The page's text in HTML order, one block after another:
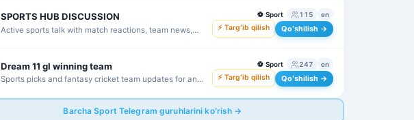
SPORTS HUB DISCUSSION
Active sports talk with match reactions, team news,
⚽ Sport 115 en
⚡ Targʻib qilish Qoʻshilish →
Dream 11 gl winning team
Sports picks and fantasy cricket team updates for an
⚽ Sport 247 en
⚡ Targʻib qilish Qoʻshilish →
Barcha Sport Telegram guruhlarini koʻrish →